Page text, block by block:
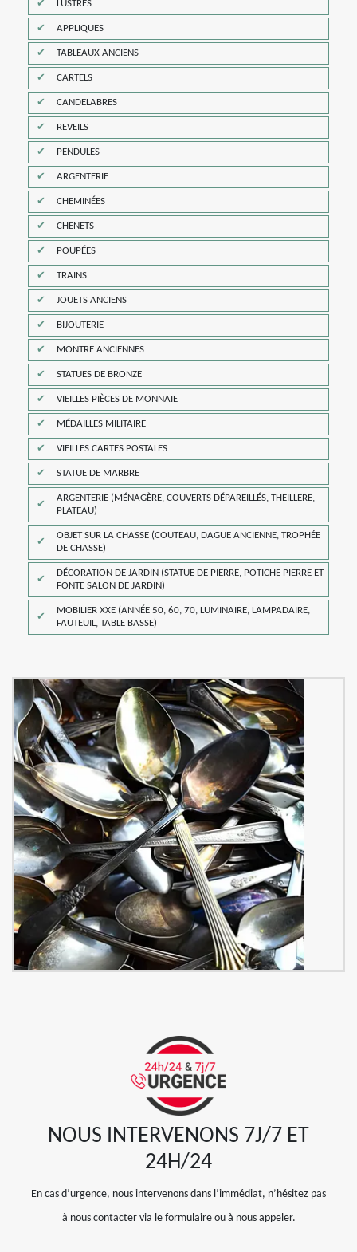
LUSTRES
APPLIQUES
TABLEAUX ANCIENS
CARTELS
CANDELABRES
REVEILS
PENDULES
ARGENTERIE
CHEMINÉES
CHENETS
POUPÉES
TRAINS
JOUETS ANCIENS
BIJOUTERIE
MONTRE ANCIENNES
STATUES DE BRONZE
VIEILLES PIÈCES DE MONNAIE
MÉDAILLES MILITAIRE
VIEILLES CARTES POSTALES
STATUE DE MARBRE
ARGENTERIE (MÉNAGÈRE, COUVERTS DÉPAREILLÉS, THEILLERE,
PLATEAU)
OBJET SUR LA CHASSE (COUTEAU, DAGUE ANCIENNE, TROPHÉE
DE CHASSE)
DÉCORATION DE JARDIN (STATUE DE PIERRE, POTICHE PIERRE ET
FONTE SALON DE JARDIN)
MOBILIER XXE (ANNÉE 50, 60, 70, LUMINAIRE, LAMPADAIRE,
FAUTEUIL, TABLE BASSE)
NOUS INTERVENONS 7J/7 ET
24H/24
En cas d’urgence, nous intervenons dans l’immédiat, n’hésitez pas
à nous contacter via le formulaire ou à nous appeler.